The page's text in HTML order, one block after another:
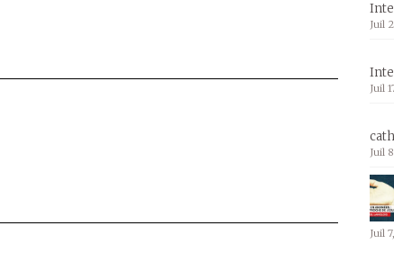
Juil
Juil
Juil
Juil